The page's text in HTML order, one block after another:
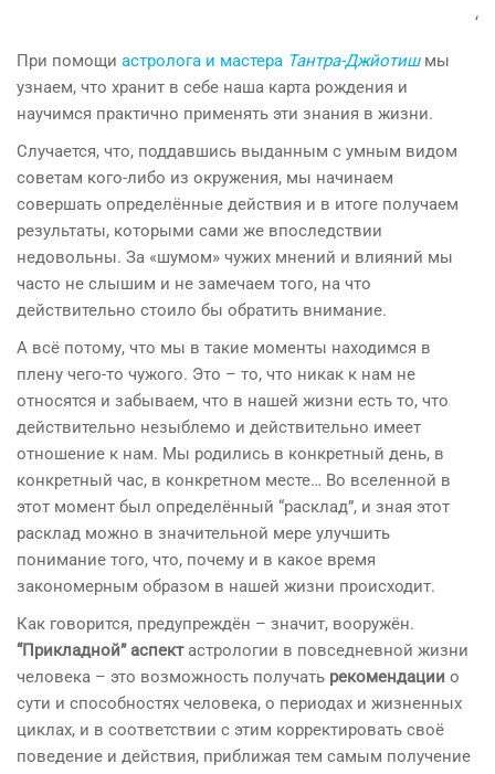
‘
При помощи астролога и мастера Тантра-Джйотишмы
узнаем, что хранит в себе наша карта рождения и
научимся практично применять эти знания в жизни.
Случается, что, поддавшись выданным с умным видом
советам кого-либо из окружения, мы начинаем
совершать определённые действия и в итоге получаем
результаты, которыми сами же впоследствии
недовольны. За «шумом» чужих мнений и влияний мы
часто не слышим и не замечаем того, на что
действительно стоило бы обратить внимание.
А всё потому, что мы в такие моменты находимся в
плену чего-то чужого. Это – то, что никак к нам не
относятся и забываем, что в нашей жизни есть то, что
действительно незыблемо и действительно имеет
отношение к нам. Мы родились в конкретный день, в
конкретный час, в конкретном месте… Во вселенной в
этот момент был определённый “расклад”, и зная этот
расклад можно в значительной мере улучшить
понимание того, что, почему и в какое время
закономерным образом в нашей жизни происходит.
Как говорится, предупреждён – значит, вооружён.
“Прикладной” аспектастрологии в повседневной жизни
человека – это возможность получать рекомендации о
сути и способностях человека, о периодах и жизненных
циклах, и в соответствии с этим корректировать своё
поведение и действия, приближая тем самым получение